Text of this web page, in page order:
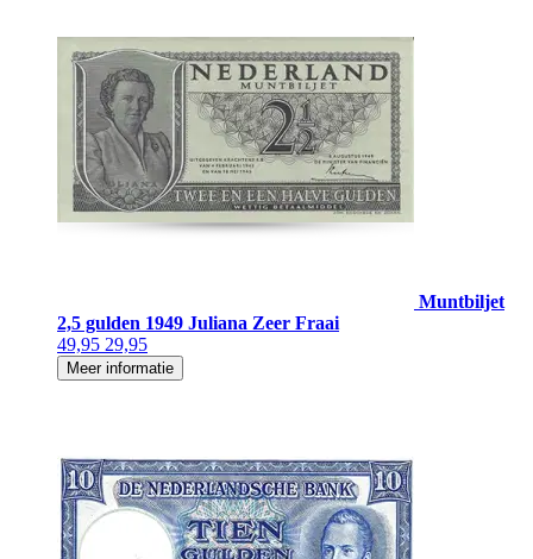
Muntbiljet
2,5 gulden 1949 Juliana Zeer Fraai
49,95 29,95
Meer informatie